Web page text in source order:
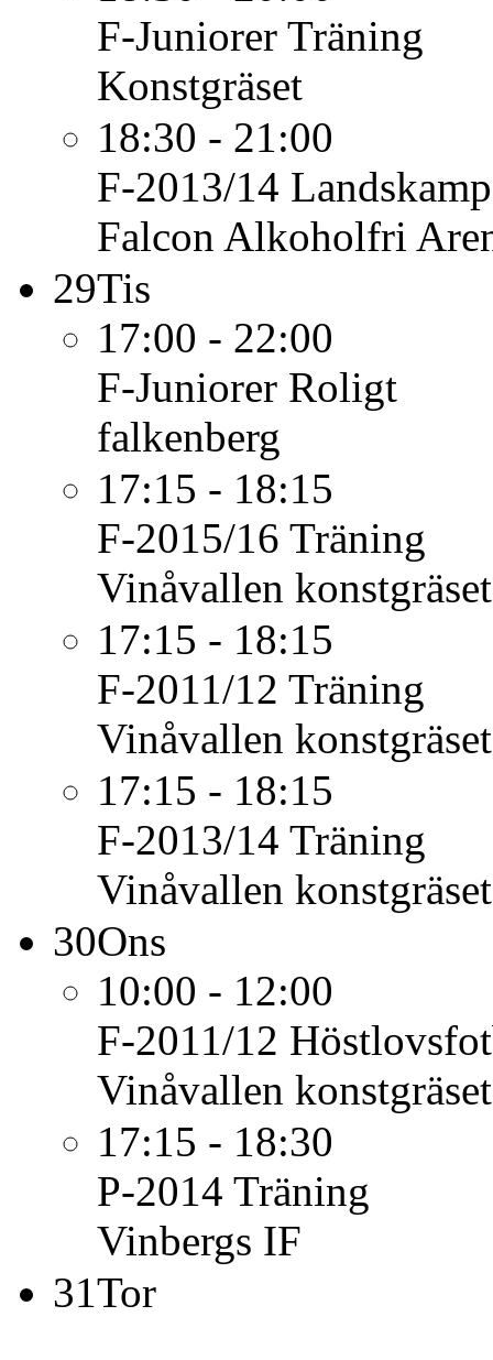
F-Juniorer Träning
Konstgräset
18:30 - 21:00
F-2013/14 Landskamp
Falcon Alkoholfri
29Tis
17:00 - 22:00
F-Juniorer Roligt
falkenberg
17:15 - 18:15
F-2015/16 Träning
Vinåvallen konstgräset
17:15 - 18:15
F-2011/12 Träning
Vinåvallen konstgräset
17:15 - 18:15
F-2013/14 Träning
Vinåvallen konstgräset
30Ons
10:00 - 12:00
F-2011/12
Vinåvallen konstgräset
17:15 - 18:30
P-2014 Träning
Vinbergs IF
31Tor